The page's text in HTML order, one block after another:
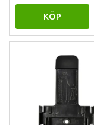
KÖP